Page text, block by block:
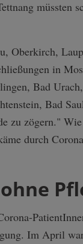
müssten
Oberkirch,
in
Bad
Bad
zögern."
durch
Im April